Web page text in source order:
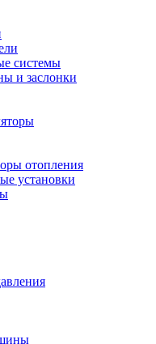
системы
и заслонки
отопления
установки